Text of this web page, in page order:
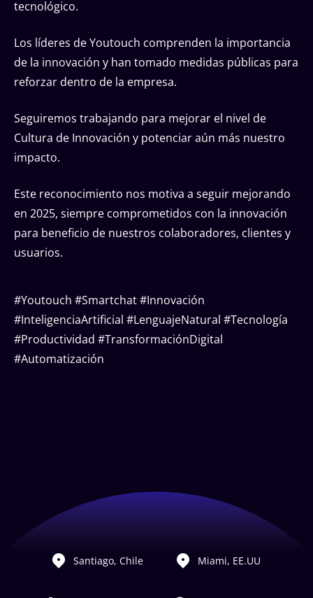
tecnológico.
Los líderes de Youtouch comprenden la importancia
de la innovación y han tomado medidas públicas para
reforzar dentro de la empresa.
Seguiremos trabajando para mejorar el nivel de
Cultura de Innovación y potenciar aún más nuestro
impacto.
Este reconocimiento nos motiva a seguir mejorando
en 2025, siempre comprometidos con la innovación
para beneficio de nuestros colaboradores, clientes y
usuarios.
#Youtouch #Smartchat #Innovación
#InteligenciaArtificial #LenguajeNatural #Tecnología
#Productividad #TransformaciónDigital
#Automatización
Santiago, Chile Miami, EE.UU